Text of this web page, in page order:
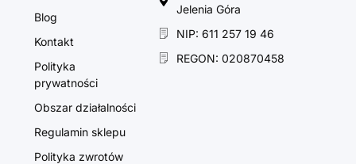
Blog
Kontakt
Polityka
prywatności
Obszar działalności
Regulamin sklepu
Polityka zwrotów
Jelenia Góra
NIP: 611 257 19 46
REGON: 020870458